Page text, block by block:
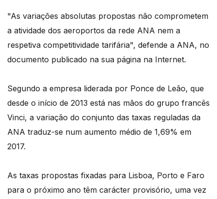
"As variações absolutas propostas não comprometem
a atividade dos aeroportos da rede ANA nem a
respetiva competitividade tarifária", defende a ANA, no
documento publicado na sua página na Internet.
Segundo a empresa liderada por Ponce de Leão, que
desde o início de 2013 está nas mãos do grupo francês
Vinci, a variação do conjunto das taxas reguladas da
ANA traduz-se num aumento médio de 1,69% em
2017.
As taxas propostas fixadas para Lisboa, Porto e Faro
para o próximo ano têm carácter provisório, uma vez